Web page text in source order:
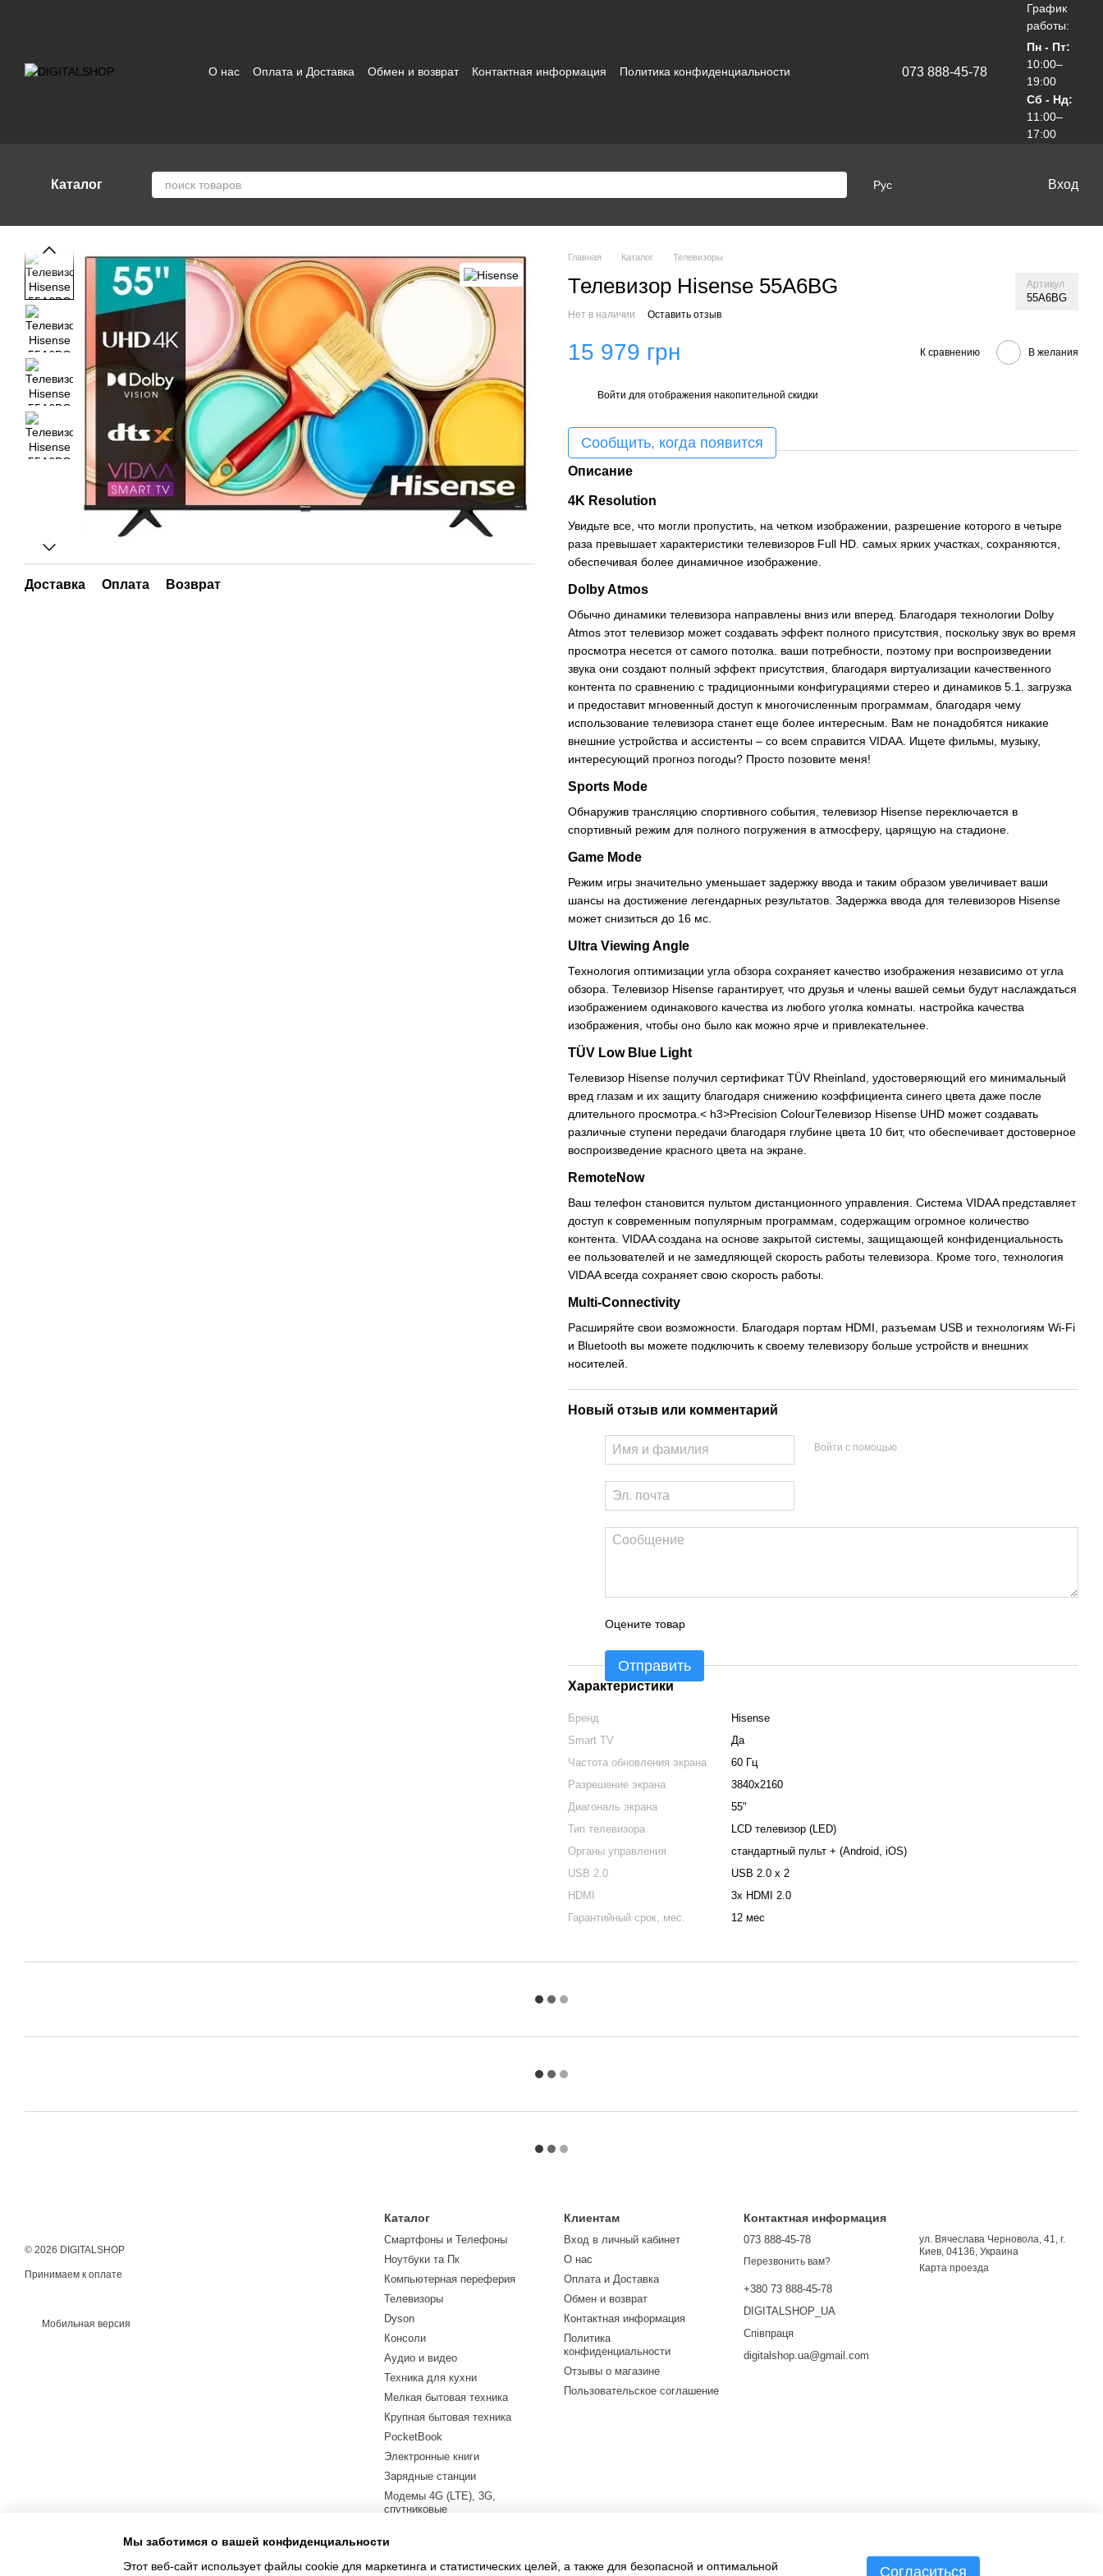
О нас Оплата и Доставка Обмен и возврат Контактная информация
Политика конфиденциальности
073 888-45-78
График
работы:
Пн - Пт:
10:00–
19:00
Сб - Нд:
11:00–
17:00
Каталог Рус Вход
Доставка Оплата Возврат
Главная Каталог Телевизоры
Телевизор Hisense 55A6BG Артикул
55A6BG
Нет в наличии Оставить отзыв
15 979 грн К сравнению В желания
Войти для отображения накопительной скидки
Сообщить, когда появится
Описание
4K Resolution
Увидьте все, что могли пропустить, на четком изображении, разрешение которого в четыре
раза превышает характеристики телевизоров Full HD. самых ярких участках, сохраняются,
обеспечивая более динамичное изображение.
Dolby Atmos
Обычно динамики телевизора направлены вниз или вперед. Благодаря технологии Dolby
Atmos этот телевизор может создавать эффект полного присутствия, поскольку звук во время
просмотра несется от самого потолка. ваши потребности, поэтому при воспроизведении
звука они создают полный эффект присутствия, благодаря виртуализации качественного
контента по сравнению с традиционными конфигурациями стерео и динамиков 5.1. загрузка
и предоставит мгновенный доступ к многочисленным программам, благодаря чему
использование телевизора станет еще более интересным. Вам не понадобятся никакие
внешние устройства и ассистенты – со всем справится VIDAA. Ищете фильмы, музыку,
интересующий прогноз погоды? Просто позовите меня!
Sports Mode
Обнаружив трансляцию спортивного события, телевизор Hisense переключается в
спортивный режим для полного погружения в атмосферу, царящую на стадионе.
Game Mode
Режим игры значительно уменьшает задержку ввода и таким образом увеличивает ваши
шансы на достижение легендарных результатов. Задержка ввода для телевизоров Hisense
может снизиться до 16 мс.
Ultra Viewing Angle
Технология оптимизации угла обзора сохраняет качество изображения независимо от угла
обзора. Телевизор Hisense гарантирует, что друзья и члены вашей семьи будут наслаждаться
изображением одинакового качества из любого уголка комнаты. настройка качества
изображения, чтобы оно было как можно ярче и привлекательнее.
TÜV Low Blue Light
Телевизор Hisense получил сертификат TÜV Rheinland, удостоверяющий его минимальный
вред глазам и их защиту благодаря снижению коэффициента синего цвета даже после
длительного просмотра.< h3>Precision ColourТелевизор Hisense UHD может создавать
различные ступени передачи благодаря глубине цвета 10 бит, что обеспечивает достоверное
воспроизведение красного цвета на экране.
RemoteNow
Ваш телефон становится пультом дистанционного управления. Система VIDAA представляет
доступ к современным популярным программам, содержащим огромное количество
контента. VIDAA создана на основе закрытой системы, защищающей конфиденциальность
ее пользователей и не замедляющей скорость работы телевизора. Кроме того, технология
VIDAA всегда сохраняет свою скорость работы.
Multi-Connectivity
Расширяйте свои возможности. Благодаря портам HDMI, разъемам USB и технологиям Wi-Fi
и Bluetooth вы можете подключить к своему телевизору больше устройств и внешних
носителей.
Новый отзыв или комментарий
Войти с помощью
Оцените товар
Отправить
Характеристики
Бренд
Hisense
Smart TV
Да
Частота обновления экрана
60 Гц
Разрешение экрана
3840x2160
Диагональ экрана
55"
Тип телевизора
LCD телевизор (LED)
Органы управления
стандартный пульт + (Android, iOS)
USB 2.0
USB 2.0 х 2
HDMI
3x HDMI 2.0
Гарантийный срок, мес.
12 мес
© 2026 DIGITALSHOP
Принимаем к оплате
Мобильная версия
Каталог
Смартфоны и Телефоны
Ноутбуки та Пк
Компьютерная переферия
Телевизоры
Dyson
Консоли
Аудио и видео
Техника для кухни
Мелкая бытовая техника
Крупная бытовая техника
PocketBook
Электронные книги
Зарядные станции
Модемы 4G (LTE), 3G,
спутниковые
Электросамокаты
LEGO
Клиентам
Вход в личный кабинет
О нас
Оплата и Доставка
Обмен и возврат
Контактная информация
Политика
конфиденциальности
Отзывы о магазине
Пользовательское соглашение
Контактная информация
073 888-45-78
Перезвонить вам?
+380 73 888-45-78
DIGITALSHOP_UA
Співпраця
digitalshop.ua@gmail.com
ул. Вячеслава Черновола, 41, г.
Киев, 04136, Украина
Карта проезда
Мы заботимся о вашей конфиденциальности
Этот веб-сайт использует файлы cookie для маркетинга и статистических целей, а также для безопасной и оптимальной
Согласиться